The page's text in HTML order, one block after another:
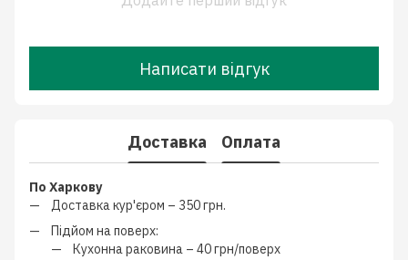
Написати відгук
Доставка Оплата
По Харкову
Доставка кур'єром – 350 грн.
Підйом на поверх:
Кухонна раковина – 40 грн/поверх